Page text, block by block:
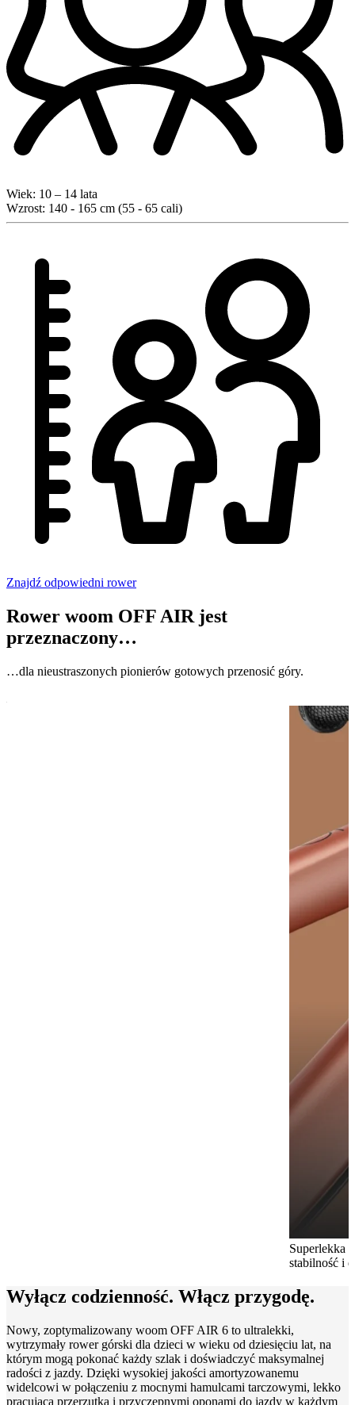
Wiek: 10 – 14 lata
Wzrost: 140 - 165 cm (55 - 65 cali)
Znajdź odpowiedni rower
Rower woom OFF AIR jest
przeznaczony…
…dla nieustraszonych pionierów gotowych przenosić góry.
Superlekka
stabilność i
Wyłącz codzienność. Włącz przygodę.
Nowy, zoptymalizowany woom OFF AIR 6 to ultralekki,
wytrzymały rower górski dla dzieci w wieku od dziesięciu lat, na
którym mogą pokonać każdy szlak i doświadczyć maksymalnej
radości z jazdy. Dzięki wysokiej jakości amortyzowanemu
widelcowi w połączeniu z mocnymi hamulcami tarczowymi, lekko
pracującą przerzutką i przyczepnymi oponami do jazdy w każdym